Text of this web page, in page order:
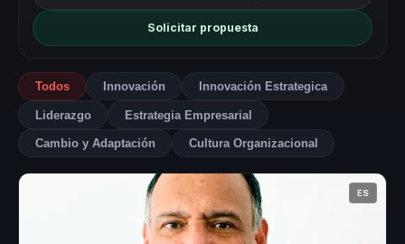
Solicitar propuesta
Todos Innovación Innovación Estrategica
Liderazgo Estrategia Empresarial
Cambio y Adaptación Cultura Organizacional
ES